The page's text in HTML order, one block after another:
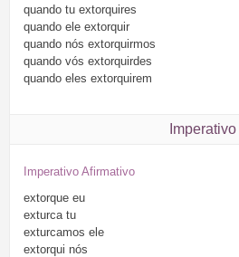
quando tu extorquires
quando ele extorquir
quando nós extorquirmos
quando vós extorquirdes
quando eles extorquirem
Imperativo
Imperativo Afirmativo
extorque eu
exturca tu
exturcamos ele
extorqui nós